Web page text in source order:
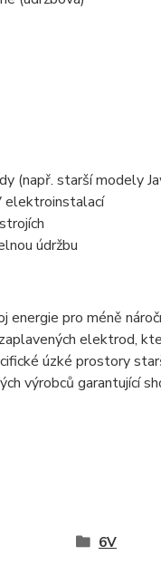
(např. starší modely
elektroinstalací
údržbu
energie pro méně
elektrod,
úzké prostory
výrobců garantující
6V